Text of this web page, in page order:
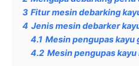
3 Fitur mesin debarking
4 Jenis mesin debarker
4.1 Mesin pengupas
4.2 Mesin pengupas kayu